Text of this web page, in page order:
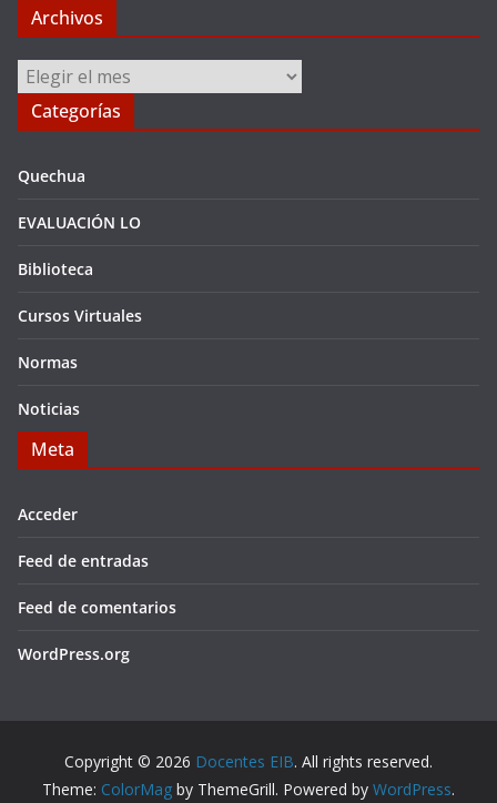
Archivos
Archivos
Categorías
Quechua
EVALUACIÓN LO
Biblioteca
Cursos Virtuales
Normas
Noticias
Meta
Acceder
Feed de entradas
Feed de comentarios
WordPress.org
Copyright © 2026 Docentes EIB. All rights reserved.
Theme: ColorMag by ThemeGrill. Powered by WordPress.